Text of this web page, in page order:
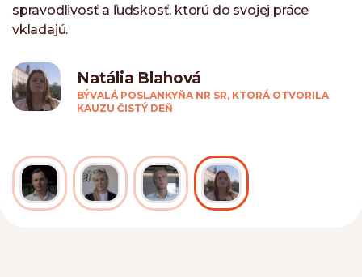
spravodlivosť a ľudskosť, ktorú do svojej práce
vkladajú.
Natália Blahová
BÝVALÁ POSLANKYŇA NR SR, KTORÁ OTVORILA
KAUZU ČISTÝ DEŇ